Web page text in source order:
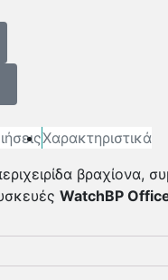
Χαρακτηριστικά
βραχίονα,
WatchBP